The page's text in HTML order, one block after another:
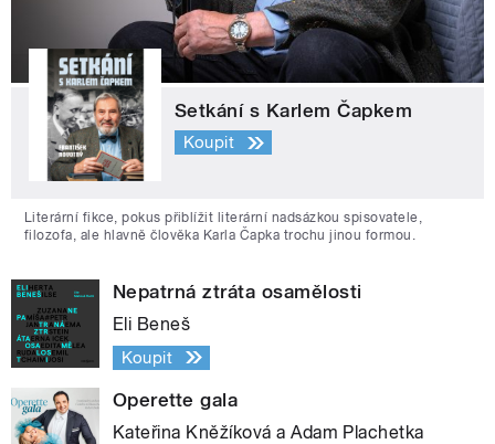
Setkání s Karlem Čapkem
Koupit
Literární fikce, pokus přiblížit literární nadsázkou spisovatele,
filozofa, ale hlavně člověka Karla Čapka trochu jinou formou.
Nepatrná ztráta osamělosti
Eli Beneš
Koupit
Operette gala
Kateřina Kněžíková a Adam Plachetka